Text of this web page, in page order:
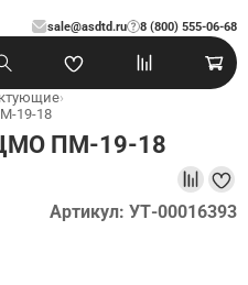
sale@asdtd.ru 8 (800) 555-06-68
?
›
19-18
ПМ-19-18
Артикул: УТ-00016393